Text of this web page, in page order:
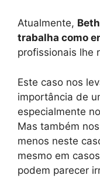
Atualmente,
trabalha como
profissionais lhe
Este caso nos
importância de
especialmente
Mas também
menos neste
mesmo em
podem parecer